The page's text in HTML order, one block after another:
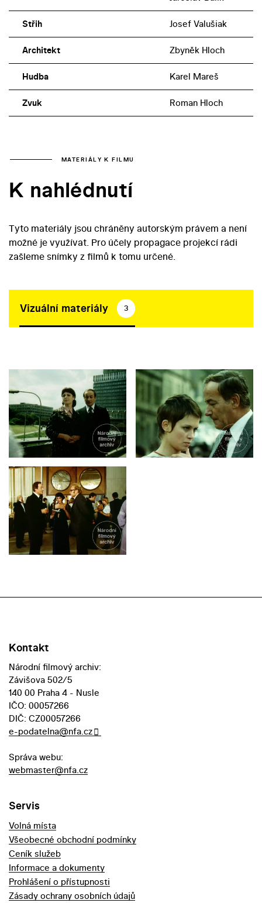
Střih Josef Valušiak
Architekt Zbyněk Hloch
Hudba Karel Mareš
Zvuk Roman Hloch
MATERIÁLY K FILMU
K nahlédnutí
Tyto materiály jsou chráněny autorským právem a není
možné je využívat. Pro účely propagace projekcí rádi
zašleme snímky z filmů k tomu určené.
Vizuální materiály 3
Kontakt
Národní filmový archiv:
Závišova 502/5
140 00 Praha 4 - Nusle
IČO: 00057266
DIČ: CZ00057266
e-podatelna@nfa.cz
Správa webu:
webmaster@nfa.cz
Servis
Volná místa
Všeobecné obchodní podmínky
Ceník služeb
Informace a dokumenty
Prohlášení o přístupnosti
Zásady ochrany osobních údajů